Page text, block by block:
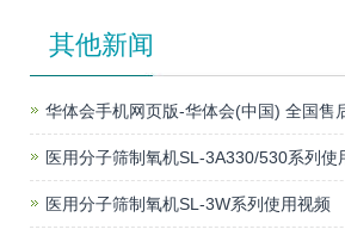
其他新闻
华体会手机网页版-华体会(中国) 全国售
医用分子筛制氧机SL-3A330/530系列使
医用分子筛制氧机SL-3W系列使用视频